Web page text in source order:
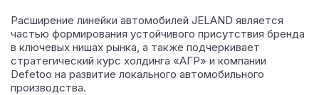
Расширение линейки автомобилей JELAND является
частью формирования устойчивого присутствия бренда
в ключевых нишах рынка, а также подчеркивает
стратегический курс холдинга «АГР» и компании
Defetoo на развитие локального автомобильного
производства.